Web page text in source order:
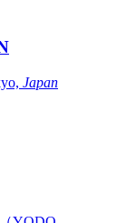
Japan